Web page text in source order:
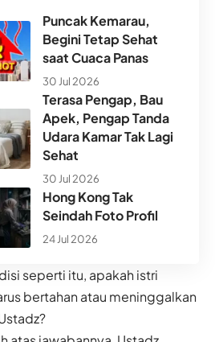
Puncak Kemarau,
Begini Tetap Sehat
saat Cuaca Panas
30 Jul 2026
Terasa Pengap, Bau
Apek, Pengap Tanda
Udara Kamar Tak Lagi
Sehat
30 Jul 2026
Hong Kong Tak
Seindah Foto Profil
24 Jul 2026
seperti itu, apakah istri
bertahan atau meninggalkan